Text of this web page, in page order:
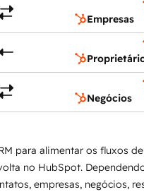
Empresas
Negócios
para alimentar os fluxos
no HubSpot.
empresas, negócios,